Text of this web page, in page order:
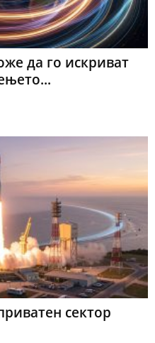
да го искриват
сектор